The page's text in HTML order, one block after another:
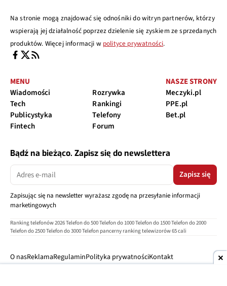
Na stronie mogą znajdować się odnośniki do witryn partnerów, którzy
wspierają jej działalność poprzez dzielenie się zyskiem ze sprzedanych
produktów. Więcej informacji w polityce prywatności.
MENU
Wiadomości
Tech
Publicystyka
Fintech
Rozrywka
Rankingi
Telefony
Forum
NASZE STRONY
Meczyki.pl
PPE.pl
Bet.pl
Bądź na bieżąco. Zapisz się do newslettera
Zapisz się
Zapisując się na newsletter wyrażasz zgodę na przesyłanie informacji
marketingowych
Ranking telefonów 2026Telefon do 500Telefon do 1000Telefon do 1500Telefon do 2000
Telefon do 2500Telefon do 3000Telefon pancerny ranking telewizorów 65 cali
O nasReklamaRegulaminPolityka prywatnościKontakt